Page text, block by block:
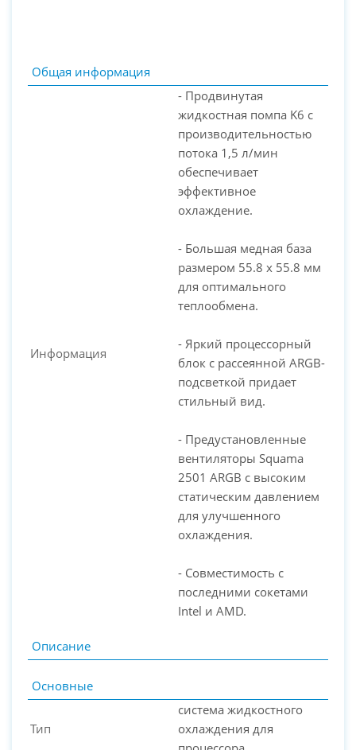
Общая информация
Информация
- Продвинутая
жидкостная помпа K6 с
производительностью
потока 1,5 л/мин
обеспечивает
эффективное
охлаждение.
- Большая медная база
размером 55.8 x 55.8 мм
для оптимального
теплообмена.
- Яркий процессорный
блок с рассеянной ARGB-
подсветкой придает
стильный вид.
- Предустановленные
вентиляторы Squama
2501 ARGB с высоким
статическим давлением
для улучшенного
охлаждения.
- Совместимость с
последними сокетами
Intel и AMD.
Описание
Основные
Тип
система жидкостного
охлаждения для